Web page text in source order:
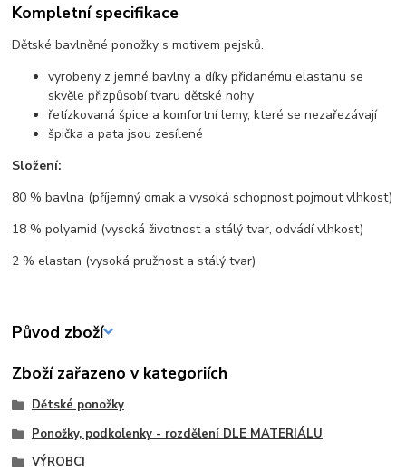
Kompletní specifikace
Dětské bavlněné ponožky s motivem pejsků.
vyrobeny z jemné bavlny a díky přidanému elastanu se
skvěle přizpůsobí tvaru dětské nohy
řetízkovaná špice a komfortní lemy, které se nezařezávají
špička a pata jsou zesílené
Složení:
80 % bavlna (příjemný omak a vysoká schopnost pojmout vlhkost)
18 % polyamid (vysoká životnost a stálý tvar, odvádí vlhkost)
2 % elastan (vysoká pružnost a stálý tvar)
Původ zboží
Zboží zařazeno v kategoriích
Dětské ponožky
Ponožky, podkolenky - rozdělení DLE MATERIÁLU
VÝROBCI